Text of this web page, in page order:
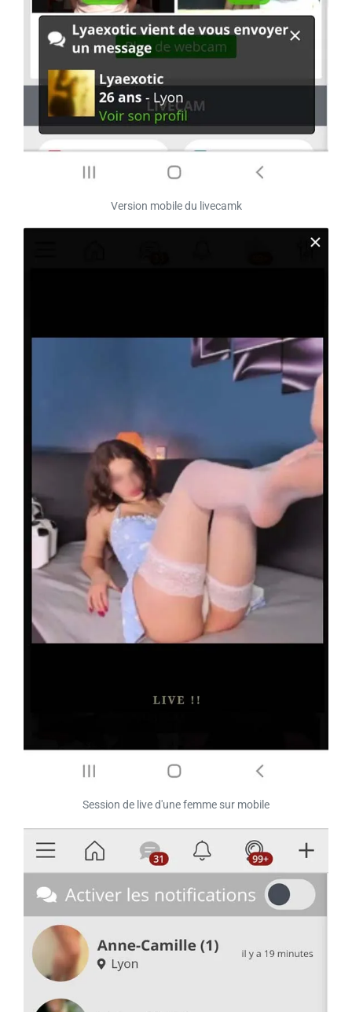
Version mobile du livecamk
Session de live d'une femme sur mobile